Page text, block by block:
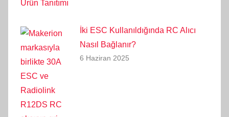
İki ESC Kullanıldığında RC Alıcı
Nasıl Bağlanır?
6 Haziran 2025